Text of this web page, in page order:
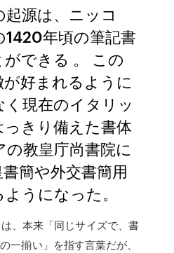
源は、ニッコ
1420年頃の筆記書
できる 。 この
好まれるように
現在のイタリッ
きり備えた書体
教皇庁尚書院に
簡や外交書簡用
うになった。
、本来「同じサイズで、書
一揃い」を指す言葉だが、